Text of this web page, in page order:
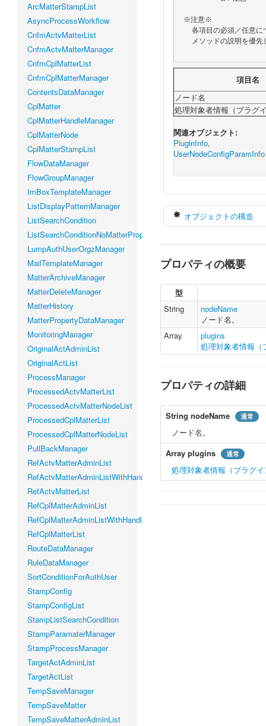
ArcMatterStampList
AsyncProcessWorkflow
CnfmActvMatterList
CnfmActvMatterManager
CnfmCplMatterList
CnfmCplMatterManager
ContentsDataManager
CplMatter
CplMatterHandleManager
CplMatterNode
CplMatterStampList
FlowDataManager
FlowGroupManager
ImBoxTemplateManager
ListDisplayPatternManager
ListSearchCondition
ListSearchConditionNoMatterProperty
LumpAuthUserOrgzManager
MailTemplateManager
MatterArchiveManager
MatterDeleteManager
MatterHistory
MatterPropertyDataManager
MonitoringManager
OriginalActAdminList
OriginalActList
ProcessManager
ProcessedActvMatterList
ProcessedActvMatterNodeList
ProcessedCplMatterList
ProcessedCplMatterNodeList
PullBackManager
RefActvMatterAdminList
RefActvMatterAdminListWithHandleLevel
RefActvMatterList
RefCplMatterAdminList
RefCplMatterAdminListWithHandleLevel
RefCplMatterList
RouteDataManager
RuleDataManager
SortConditionForAuthUser
StampConfig
StampConfigList
StampListSearchCondition
StampParamaterManager
StampProcessManager
TargetActAdminList
TargetActList
TempSaveManager
TempSaveMatter
TempSaveMatterAdminList
項目名
ノード名
処理対象者情報（プラグ
関連オブジェクト:
PluginInfo,
UserNodeConfigParamInfo
オブジェクトの構造
var
    nodeName
    plugins
:
プロパティの概要
型
String
nodeName
ノード名。
Array
plugins
処理対象者情報（
プロパティの詳細
String nodeName 通常
ノード名。
Array plugins 通常
処理対象者情報（プラグ